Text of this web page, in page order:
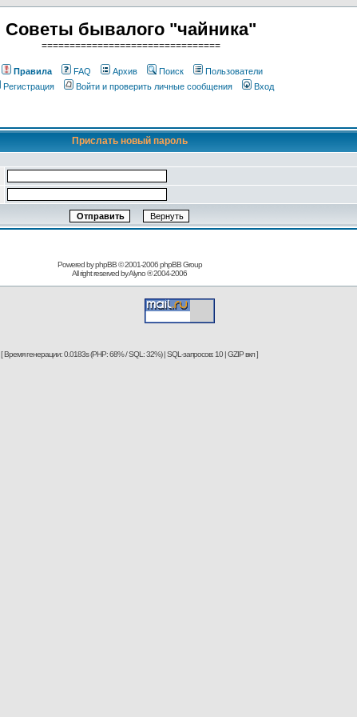
Советы бывалого "чайника"
================================
Правила FAQ Архив Поиск
Пользователи
Регистрация
Войти и проверить личные сообщения Вход
Прислать новый пароль
Powered by phpBB © 2001-2006phpBB Group
All right reserved byAlyno® 2004-2006
[ Время генерации: 0.0183s (PHP: 68% / SQL: 32%) | SQL-запросов: 10 | GZIP вкл ]